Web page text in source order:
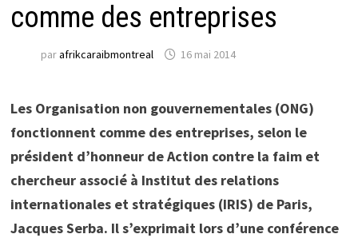
comme des entreprises
parafrikcaraibmontreal 16 mai 2014
Les Organisation non gouvernementales (ONG)
fonctionnent comme des entreprises, selon le
président d’honneur de Action contre la faim et
chercheur associé à Institut des relations
internationales et stratégiques (IRIS) de Paris,
Jacques Serba. Il s’exprimait lors d’une conférence